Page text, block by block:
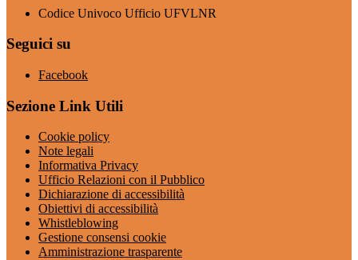
Codice Univoco Ufficio UFVLNR
Seguici su
Facebook
Sezione Link Utili
Cookie policy
Note legali
Informativa Privacy
Ufficio Relazioni con il Pubblico
Dichiarazione di accessibilità
Obiettivi di accessibilità
Whistleblowing
Gestione consensi cookie
Amministrazione trasparente